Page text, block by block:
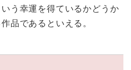
う幸運を得ているかどうか
品であるといえる。